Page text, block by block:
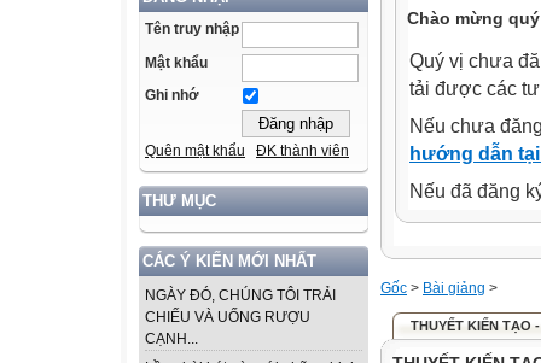
Tên truy nhập
Mật khẩu
Ghi nhớ
Quên mật khẩu ĐK thành viên
THƯ MỤC
CÁC Ý KIẾN MỚI NHẤT
NGÀY ĐÓ, CHÚNG TÔI TRẢI
CHIẾU VÀ UỐNG RƯỢU
CẠNH...
Chào mừng
Quý vị chưa
tải được các
Nếu chưa
hướng dẫn
Nếu đã đăng
Gốc > Bài giảng >
THUYẾT KIẾN